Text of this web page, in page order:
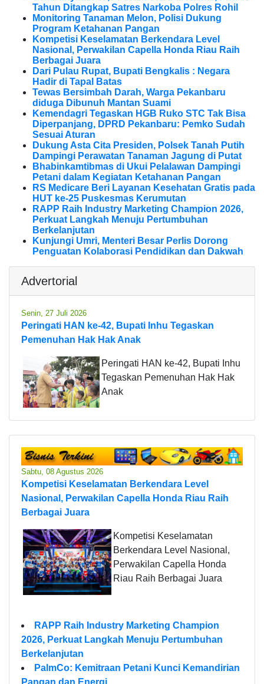
Tahun Ditangkap Satres Narkoba Polres Rohil
Monitoring Tanaman Melon, Polisi Dukung
Program Ketahanan Pangan
Kompetisi Keselamatan Berkendara Level
Nasional, Perwakilan Capella Honda Riau Raih
Berbagai Juara
Dari Pulau Rupat, Bupati Bengkalis : Negara
Hadir di Tapal Batas
Tewas Bersimbah Darah, Warga Pekanbaru
diduga Dibunuh Mantan Suami
Kemendagri Tegaskan HGB Ruko STC Tak Bisa
Diperpanjang, DPRD Pekanbaru: Pemko Sudah
Sesuai Aturan
Dukung Asta Cita Presiden, Polsek Tanah Putih
Dampingi Perawatan Tanaman Jagung di Putat
Bhabinkamtibmas di Ukui Pelalawan Dampingi
Petani dalam Kegiatan Ketahanan Pangan
RS Medicare Beri Layanan Kesehatan Gratis pada
HUT ke-25 Puskesmas Kerumutan
RAPP Raih Industry Marketing Champion 2026,
Perkuat Langkah Menuju Pertumbuhan
Berkelanjutan
Kunjungi Umri, Menteri Besar Perlis Dorong
Penguatan Kolaborasi Pendidikan dan Dakwah
Advertorial
Senin, 27 Juli 2026
Peringati HAN ke-42, Bupati Inhu Tegaskan
Pemenuhan Hak Hak Anak
Peringati HAN ke-42, Bupati Inhu
Tegaskan Pemenuhan Hak Hak
Anak
Sabtu, 08 Agustus 2026
Kompetisi Keselamatan Berkendara Level
Nasional, Perwakilan Capella Honda Riau Raih
Berbagai Juara
Kompetisi Keselamatan
Berkendara Level Nasional,
Perwakilan Capella Honda
Riau Raih Berbagai Juara
RAPP Raih Industry Marketing Champion
2026, Perkuat Langkah Menuju Pertumbuhan
Berkelanjutan
PalmCo: Kemitraan Petani Kunci Kemandirian
Pangan dan Energi